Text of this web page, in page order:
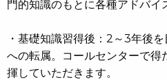
門的知識のもとに各種アドバイ
・基礎知識習得後：2～3年後
への転属。コールセンターで得
揮していただきます。